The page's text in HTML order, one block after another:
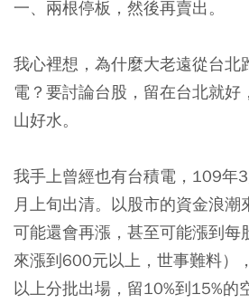
一、兩根停板，然後再賣出。
我心裡想，為什麼大老遠從台北
電？要討論台股，留在台北就好
山好水。
我手上曾經也有台積電，109年
月上旬出清。以股市的資金浪潮
可能還會再漲，甚至可能漲到每
來漲到600元以上，世事難料）
以上分批出場，留10%到15%的